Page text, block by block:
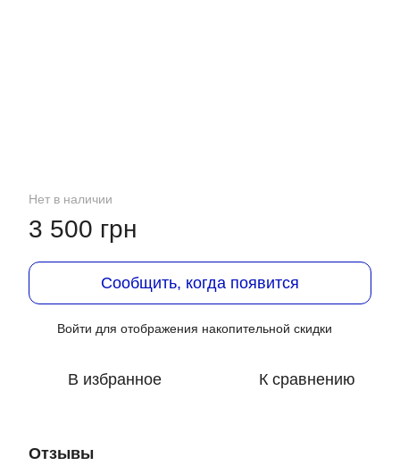
Нет в наличии
3 500 грн
Сообщить, когда появится
Войти для отображения накопительной скидки
В избранное К сравнению
Отзывы